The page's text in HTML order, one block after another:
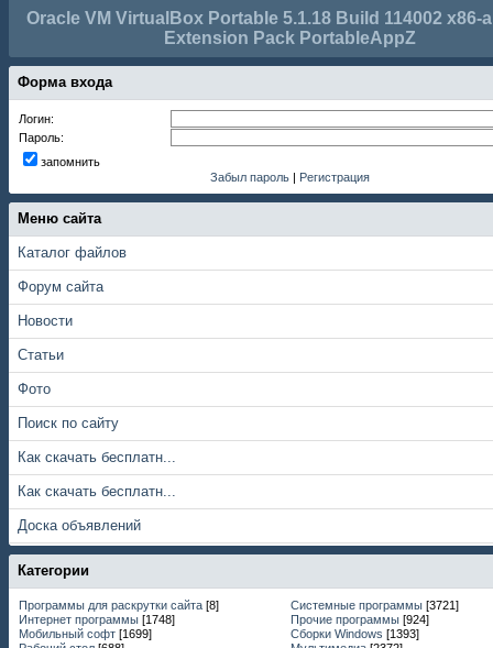
Oracle VM VirtualBox Portable 5.1.18 Build 114002 x86-
Extension Pack PortableAppZ
Форма входа
Логин:
Пароль:
запомнить
Забыл пароль | Регистрация
Меню сайта
Каталог файлов
Форум сайта
Новости
Статьи
Фото
Поиск по сайту
Как скачать бесплатн...
Как скачать бесплатн...
Доска объявлений
Категории
Программы для раскрутки сайта [8] Системные программы [3721]
Интернет программы [1748] Прочие программы [924]
Мобильный софт [1699] Сборки Windows [1393]